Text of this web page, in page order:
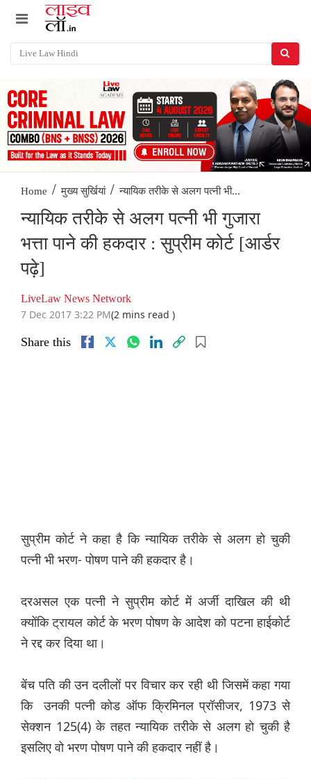
Home / मुख्य सुर्खियां / न्यायिक तरीके से अलग पत्नी भी...
न्यायिक तरीके से अलग पत्नी भी गुजारा
भत्ता पाने की हकदार : सुप्रीम कोर्ट [आर्डर
पढ़े]
LiveLaw News Network
7 Dec 2017 3:22 PM(2 mins read )
Share this
सुप्रीम कोर्ट ने कहा है कि न्यायिक तरीके से अलग हो चुकी
पत्नी भी भरण- पोषण पाने की हकदार है।
दरअसल एक पत्नी ने सुप्रीम कोर्ट में अर्जी दाखिल की थी
क्योंकि ट्रायल कोर्ट के भरण पोषण के आदेश को पटना हाईकोर्ट
ने रद्द कर दिया था।
बेंच पति की उन दलीलों पर विचार कर रही थी जिसमें कहा गया
कि उनकी पत्नी कोड ऑफ क्रिमिनल प्रॉसीजर, 1973 से
सेक्शन 125(4) के तहत न्यायिक तरीके से अलग हो चुकी है
इसलिए वो भरण पोषण पाने की हकदार नहीं है।